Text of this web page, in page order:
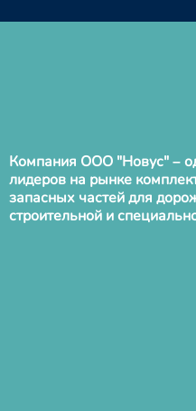
Компания ООО "Новус" –
лидеров на рынке
запасных частей для
строительной и